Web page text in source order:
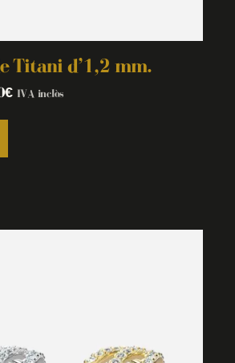
Titani d’1,2 mm.
€ IVA inclòs